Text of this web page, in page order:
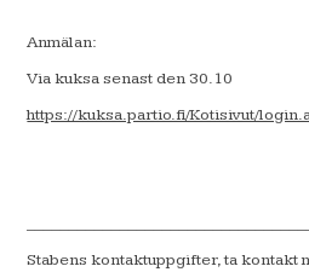
Anmälan:
Via kuksa senast den 30.10
https://kuksa.partio.fi/Kotisivut/
Stabens kontaktuppgifter, ta kontakt